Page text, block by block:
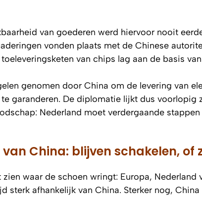
van goederen werd hiervoor nooit
vonden plaats met de Chinese
van chips lag aan de basis
genomen door China om de levering van
garanderen. De diplomatie lijkt dus voorlopig
Nederland moet verdergaande
China: blijven schakelen, of
waar de schoen wringt: Europa, Nederland
sterk afhankelijk van China. Sterker nog,